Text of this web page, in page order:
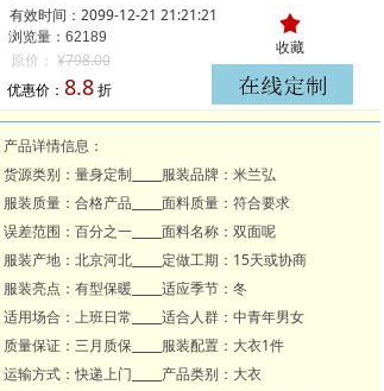
优惠价： 8.8折
浏览量：62189
原价： ¥798.00
有效时间：2099-12-21 21:21:21 끄
收藏
产品详情信息：
货源类别：量身定制_____服装品牌：米兰弘
服装质量：合格产品_____面料质量：符合要求
误差范围：百分之一_____面料名称：双面呢
服装产地：北京河北_____定做工期：15天或协商
服装亮点：有型保暖_____适应季节：冬
适用场合：上班日常_____适合人群：中青年男女
质量保证：三月质保_____服装配置：大衣1件
运输方式：快递上门_____产品类别：大衣